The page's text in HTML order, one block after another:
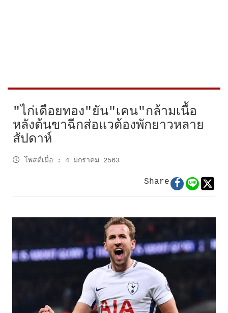
"ไก่เดือยทอง"ยัน"เคน"กล้ามเนื้อ
หลังต้นขาฉีกส่อแวต้องพักยาวหลาย
สัปดาห์
โพสต์เมื่อ : 4 มกราคม 2563
Share